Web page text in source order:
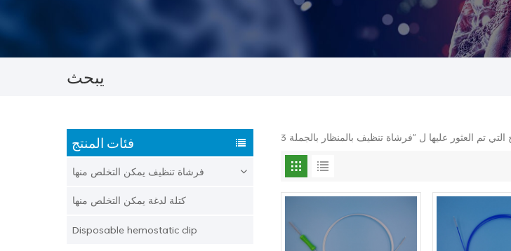
يبحث
فئات المنتج
فرشاة تنظيف يمكن التخلص منها
كتلة لدغة يمكن التخلص منها
Disposable hemostatic clip